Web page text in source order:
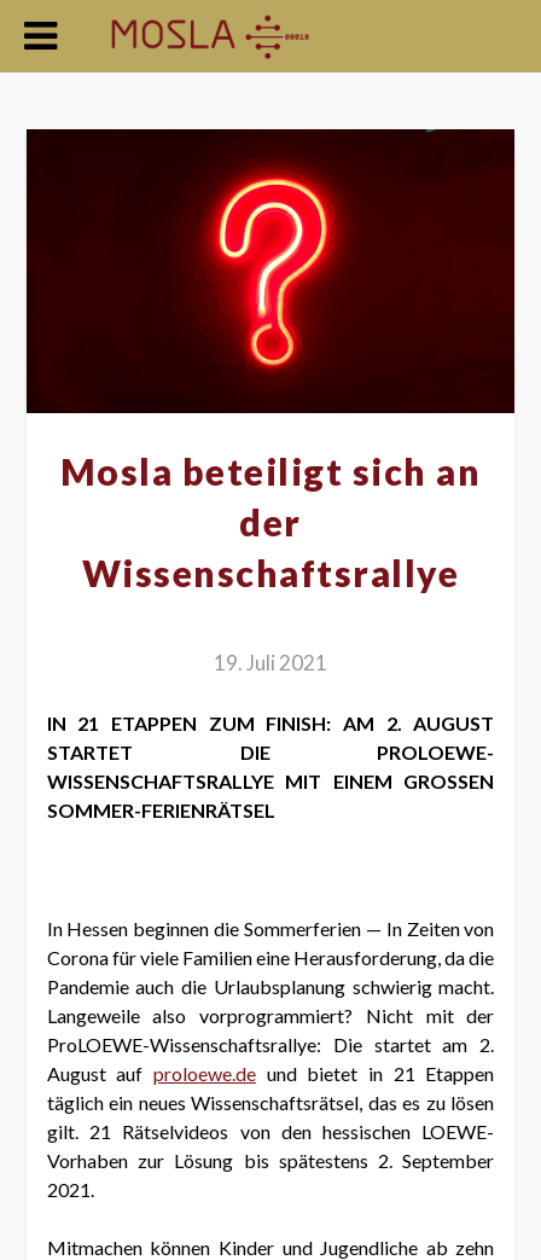
Mosla beteiligt sich an
der
Wissenschaftsrallye
19. Juli 2021
IN 21 ETAPPEN ZUM FINISH: AM 2. AUGUST
STARTET DIE PROLOEWE-
WISSENSCHAFTSRALLYE MIT EINEM GROSSEN
SOMMER-FERIENRÄTSEL
In Hessen beginnen die Sommerferien — In Zeiten von
Corona für viele Familien eine Herausforderung, da die
Pandemie auch die Urlaubsplanung schwierig macht.
Langeweile also vorprogrammiert? Nicht mit der
ProLOEWE-Wissenschaftsrallye: Die startet am 2.
August auf proloewe.deund bietet in 21 Etappen
täglich ein neues Wissenschaftsrätsel, das es zu lösen
gilt. 21 Rätselvideos von den hessischen LOEWE-
Vorhaben zur Lösung bis spätestens 2. September
2021.
Mitmachen können Kinder und Jugendliche ab zehn